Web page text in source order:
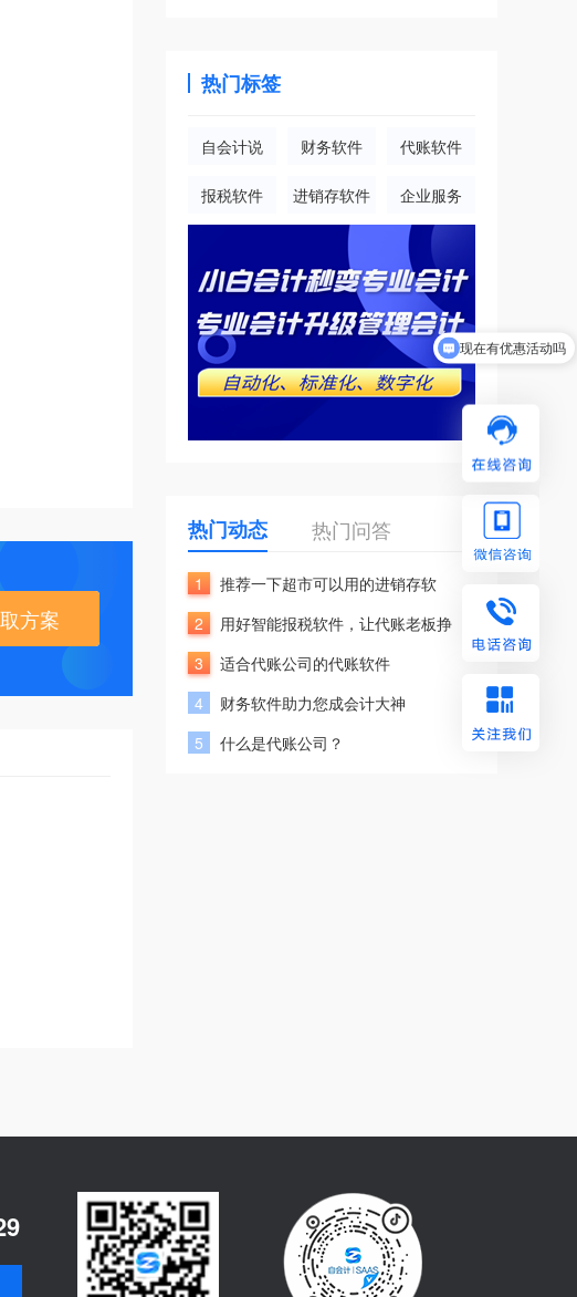
方案
热门标签
自会计说 财务软件 代账软件
报税软件 进销存软件 企业服务
热门动态 热门问答
1
推荐一下超市可以用的进销存软
2
用好智能报税软件，让代账老板挣
3
适合代账公司的代账软件
4
财务软件助力您成会计大神
5
什么是代账公司？
现在有优惠活动吗